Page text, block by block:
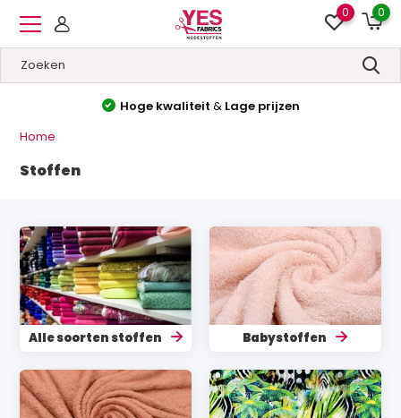
0 0
Gratis verzending vanaf €150NL & BE
Home
Stoffen
Alle soorten stoffen Babystoffen